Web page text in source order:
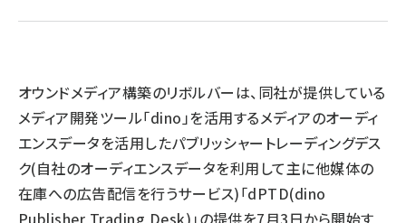
オウンドメディア構築のリボルバーは、同社が提供している
メディア開発ツール「dino」を活用するメディアのオーディ
エンスデータを活用したパブリッシャートレーディングデス
ク(自社のオーディエンスデータを利用して主に他媒体の
在庫への広告配信を行うサービス)「dPTD(dino
Publisher Trading Desk)」の提供を7月3日から開始す